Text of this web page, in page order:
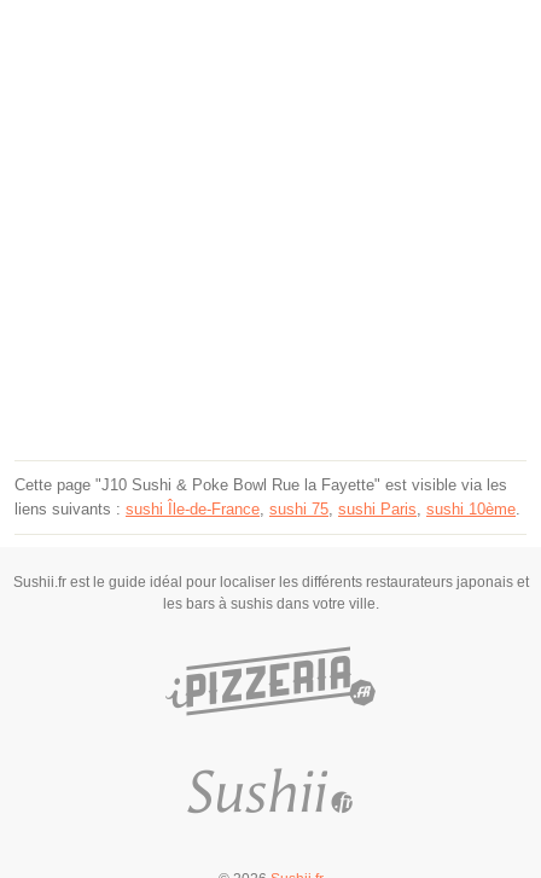
Cette page "J10 Sushi & Poke Bowl Rue la Fayette" est visible via les
liens suivants : sushi Île-de-France sushi 75 sushi Paris sushi 10ème
Sushii.fr est le guide idéal pour localiser les différents restaurateurs japonais et
les bars à sushis dans votre ville.